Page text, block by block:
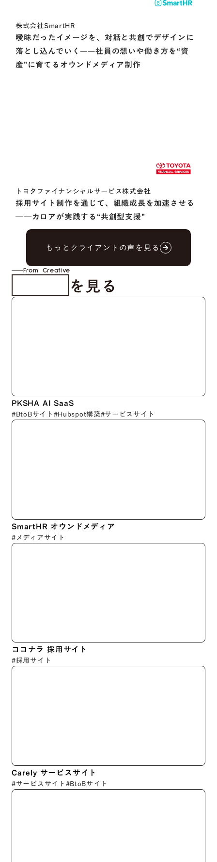
株式会社SmartHR
曖昧だったイメージを、対話と共創でデザインに
落とし込んでいく——社員の想いや働き方を“資
産”に育てるオウンドメディア制作
トヨタファイナンシャルサービス株式会社
採用サイト制作を通じて、組織成長を加速させる
──カロアが実践する“共創型支援”
もっとクライアントの声を見る
arrow_forward
arrow_forward
From Creative を見る
PKSHA AI SaaS
#BtoBサイト#Hubspot構築#サービスサイト
SmartHR オウンドメディア
#メディアサイト
ココナラ 採用サイト
#採用サイト
Carely サービスサイト
#サービスサイト#BtoBサイト